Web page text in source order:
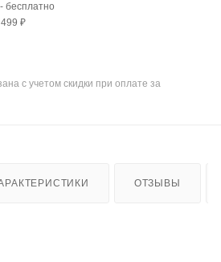
бесплатно
499 ₽
с учетом скидки при оплате за
ОТЗЫВЫ